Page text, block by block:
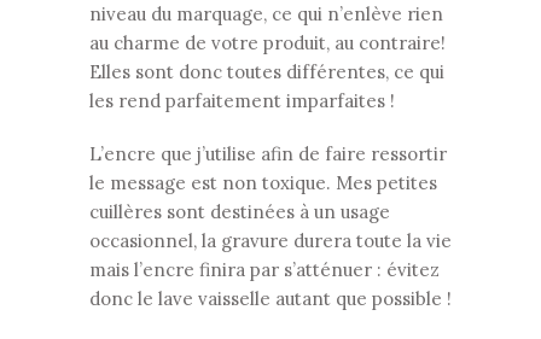
niveau du marquage, ce qui n’enlève rien
au charme de votre produit, au contraire!
Elles sont donc toutes différentes, ce qui
les rend parfaitement imparfaites !
L’encre que j’utilise afin de faire ressortir
le message est non toxique. Mes petites
cuillères sont destinées à un usage
occasionnel, la gravure durera toute la vie
mais l’encre finira par s’atténuer : évitez
donc le lave vaisselle autant que possible !